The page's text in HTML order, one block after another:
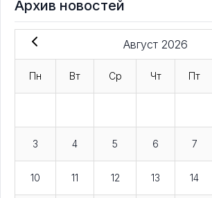
Архив новостей
Август 2026
Пн Вт Ср Чт Пт
3 4 5 6 7
10 11 12 13 14